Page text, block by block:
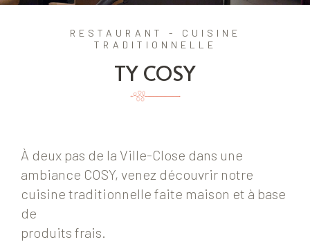
RESTAURANT - CUISINE
TRADITIONNELLE
TY COSY
À deux pas de la Ville-Close dans une
ambiance COSY, venez découvrir notre
cuisine traditionnelle faite maison et à base
de
produits frais.